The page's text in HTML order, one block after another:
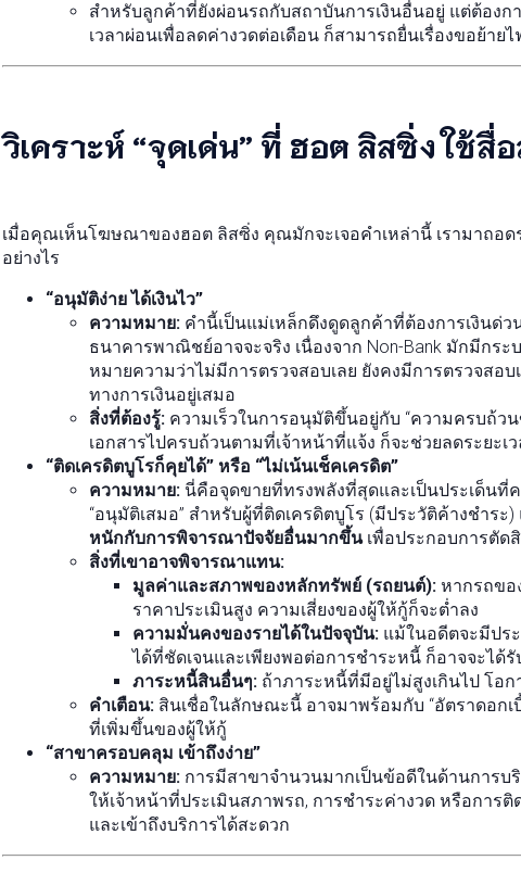
สำหรับลูกค้าที่ยังผ่อนรถกับสถาบันการเงินอื่นอยู่ แต่ต้องก
เวลาผ่อนเพื่อลดค่างวดต่อเดือน ก็สามารถยื่นเรื่องขอย้า
วิเคราะห์ “จุดเด่น” ที่ ฮอต ลิสซิ่ง ใช้สื่
เมื่อคุณเห็นโฆษณาของฮอต ลิสซิ่ง คุณมักจะเจอคำเหล่านี้ เรามาถอ
อย่างไร
“อนุมัติง่าย ได้เงินไว”
ความหมาย:คำนี้เป็นแม่เหล็กดึงดูดลูกค้าที่ต้องการเงินด่ว
ธนาคารพาณิชย์อาจจะจริง เนื่องจาก Non-Bank มักมีกร
หมายความว่าไม่มีการตรวจสอบเลย ยังคงมีการตรวจสอบ
ทางการเงินอยู่เสมอ
สิ่งที่ต้องรู้:ความเร็วในการอนุมัติขึ้นอยู่กับ “ความครบถ้ว
เอกสารไปครบถ้วนตามที่เจ้าหน้าที่แจ้ง ก็จะช่วยลดระยะเ
“ติดเครดิตบูโรก็คุยได้” หรือ “ไม่เน้นเช็คเครดิต”
ความหมาย:นี่คือจุดขายที่ทรงพลังที่สุดและเป็นประเด็นที่ค
“อนุมัติเสมอ” สำหรับผู้ที่ติดเครดิตบูโร (มีประวัติค้างชำระ
หนักกับการพิจารณาปัจจัยอื่นมากขึ้นเพื่อประกอบการตัด
สิ่งที่เขาอาจพิจารณาแทน:
มูลค่าและสภาพของหลักทรัพย์ (รถยนต์):หากรถขอ
ราคาประเมินสูง ความเสี่ยงของผู้ให้กู้ก็จะต่ำลง
ความมั่นคงของรายได้ในปัจจุบัน:แม้ในอดีตจะมีปร
ได้ที่ชัดเจนและเพียงพอต่อการชำระหนี้ ก็อาจจะได้
ภาระหนี้สินอื่นๆ:ถ้าภาระหนี้ที่มีอยู่ไม่สูงเกินไป โอ
คำเตือน:สินเชื่อในลักษณะนี้ อาจมาพร้อมกับ “อัตราดอกเ
ที่เพิ่มขึ้นของผู้ให้กู้
“สาขาครอบคลุม เข้าถึงง่าย”
ความหมาย:การมีสาขาจำนวนมากเป็นข้อดีในด้านการบริ
ให้เจ้าหน้าที่ประเมินสภาพรถ, การชำระค่างวด หรือการ
และเข้าถึงบริการได้สะดวก